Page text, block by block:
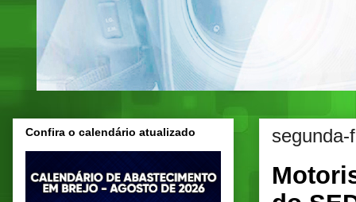
Confira o calendário atualizado